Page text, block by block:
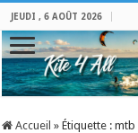
JEUDI , 6 AOÛT 2026
Accueil » Étiquette :mtb